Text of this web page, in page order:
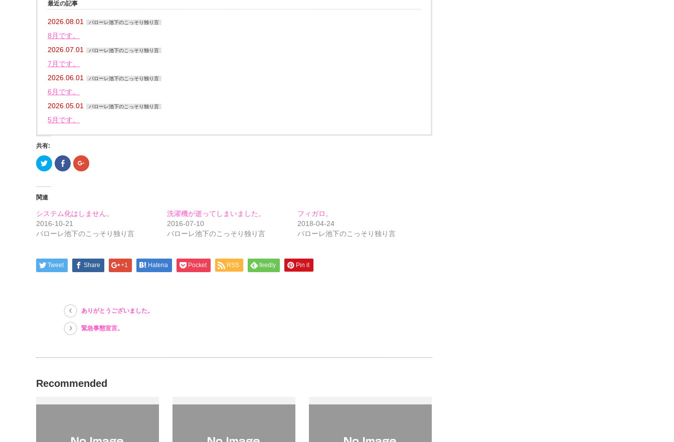
最近の記事
2026.08.01 バローレ池下のこっそり独り言
8月です。
2026.07.01
バローレ池下のこっそり独り言
7月です。
2026.06.01
バローレ池下のこっそり独り言
6月です。
2026.05.01
バローレ池下のこっそり独り言
5月です。
共有:
ク
リ
し
共
有
(新
し
い
ド
ウ
で
Facebook
で
ク
リ
ッ
ク
し
さ
(新
ド
ウ
で
開
き
ま
ク
リ
共
有
い
ド
ウ
で
関連
システム化はしません。
2016-10-21
バローレ池下のこっそり独り言
洗濯機が逝ってしまいました。
2016-07-10
バローレ池下のこっそり独り言
フィガロ。
2018-04-24
バローレ池下のこっそり独り言
Tweet Share +1 Hatena Pocket RSS feedly Pin it
ありがとうございました。
緊急事態宣言。
Recommended